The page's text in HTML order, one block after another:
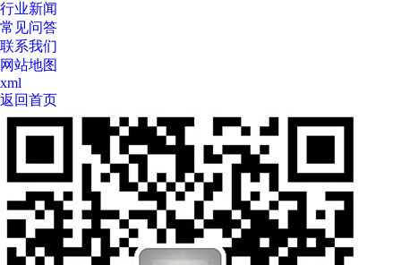
行业新闻
常见问答
联系我们
网站地图
xml
返回首页